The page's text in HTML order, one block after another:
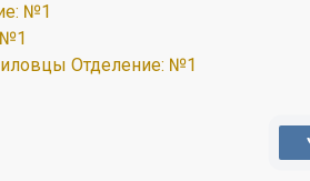
№1
№1
Отделение: №1